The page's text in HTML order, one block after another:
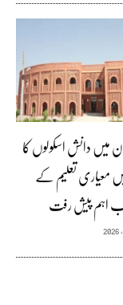
میں دانش اسکولوں کا
معیاری تعلیم کے
اہم پیش رفت